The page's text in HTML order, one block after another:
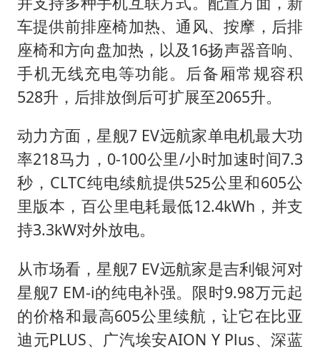
车提供前排座椅加热、通风、按摩，后排
座椅和方向盘加热，以及16扬声器音响、
手机无线充电等功能。后备厢常规容积
528升，后排放倒后可扩展至2065升。
动力方面，星舰7 EV远航家单电机最大功
率218马力，0-100公里/小时加速时间7.3
秒，CLTC纯电续航提供525公里和605公
里版本，百公里电耗最低12.4kWh，并支
持3.3kW对外放电。
从市场看，星舰7 EV远航家是吉利银河对
星舰7 EM-i的纯电补强。限时9.98万元起
的价格和最高605公里续航，让它在比亚
迪元PLUS、广汽埃安AION Y Plus、深蓝